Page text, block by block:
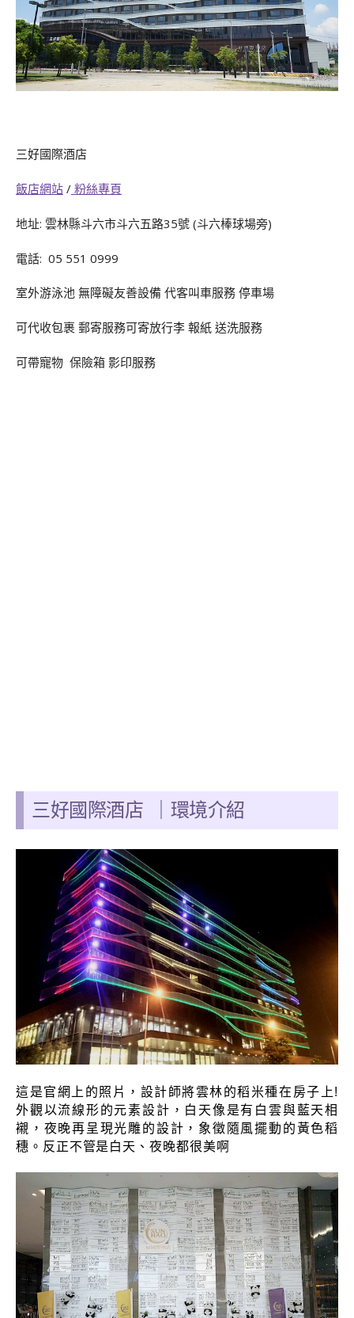
三好國際酒店
飯店網站 / 粉絲專頁
地址: 雲林縣斗六市斗六五路35號 (斗六棒球場旁)
電話: 05 551 0999
室外游泳池 無障礙友善設備 代客叫車服務 停車場
可代收包裹 郵寄服務可寄放行李 報紙 送洗服務
可帶寵物 保險箱 影印服務
三好國際酒店 環境介紹
這是官網上的照片，設計師將雲林的稻米種在房子上!
外觀以流線形的元素設計，白天像是有白雲與藍天相
襯，夜晚再呈現光雕的設計，象徵隨風擺動的黃色稻
穗。反正不管是白天、夜晚都很美啊